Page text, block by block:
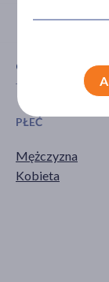
CECHY
PŁEĆ
Mężczyzna
Kobieta